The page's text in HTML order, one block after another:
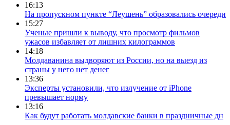
16:13
На пропускном пункте “Леушень” образовались очереди
15:27
Ученые пришли к выводу, что просмотр фильмов
ужасов избавляет от лишних килограммов
14:18
Молдаванина выдворяют из России, но на выезд из
страны у него нет денег
13:36
Эксперты установили, что излучение от iPhone
превышает норму
13:16
Как будут работать молдавские банки в праздничные дн